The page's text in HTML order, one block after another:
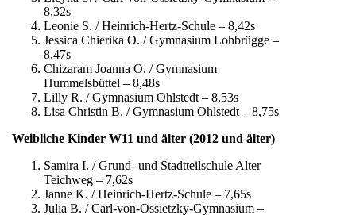
8,32s
Leonie S. / Heinrich-Hertz-Schule – 8,42s
Jessica Chierika O. / Gymnasium Lohbrügge –
8,47s
Chizaram Joanna O. / Gymnasium
Hummelsbüttel – 8,48s
Lilly R. / Gymnasium Ohlstedt – 8,53s
Lisa Christin B. / Gymnasium Ohlstedt – 8,75s
Weibliche Kinder W11 und älter (2012 und älter)
Samira I. / Grund- und Stadtteilschule Alter
Teichweg – 7,62s
Janne K. / Heinrich-Hertz-Schule – 7,65s
Julia B. / Carl-von-Ossietzky-Gymnasium –